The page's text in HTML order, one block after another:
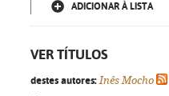
ADICIONAR À LISTA
VER TÍTULOS
destes autores: Inês Mocho